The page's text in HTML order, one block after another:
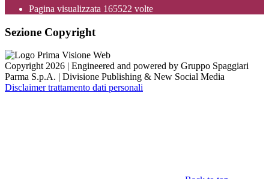
Pagina visualizzata 165522 volte
Sezione Copyright
Copyright 2026 | Engineered and powered by Gruppo Spaggiari
Parma S.p.A. | Divisione Publishing & New Social Media
Disclaimer trattamento dati personali